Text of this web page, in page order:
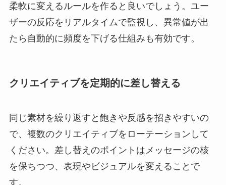
柔軟に変えるルールを作ると良いでしょう。ユー
ザーの反応をリアルタイムで監視し、異常値が出
たら自動的に頻度を下げる仕組みも有効です。
クリエイティブを定期的に差し替える
同じ素材を繰り返すと飽きや反感を招きやすいの
で、複数のクリエイティブをローテーションして
ください。差し替えのポイントはメッセージの核
を保ちつつ、表現やビジュアルを変えることで
す。